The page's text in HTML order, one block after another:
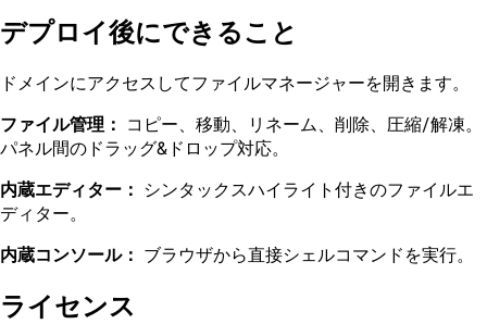
デプロイ後にできること
ドメインにアクセスしてファイルマネージャーを開きます。
ファイル管理： コピー、移動、リネーム、削除、圧縮/解凍。
パネル間のドラッグ&ドロップ対応。
内蔵エディター： シンタックスハイライト付きのファイルエ
ディター。
内蔵コンソール： ブラウザから直接シェルコマンドを実行。
ライセンス